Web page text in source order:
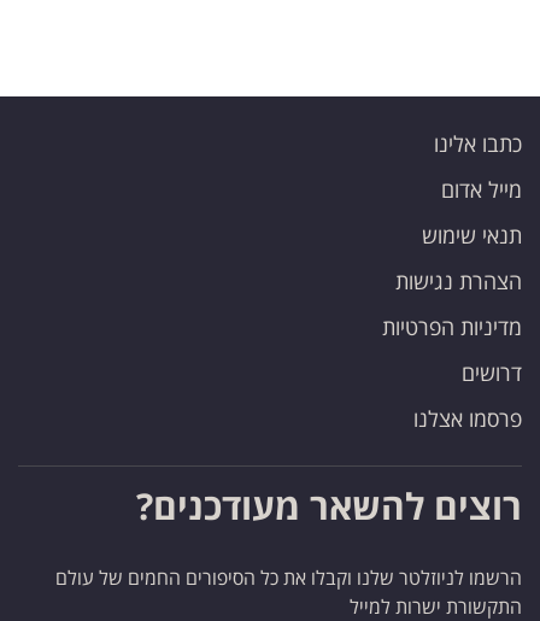
כתבו אלינו
מייל אדום
תנאי שימוש
הצהרת נגישות
מדיניות הפרטיות
דרושים
פרסמו אצלנו
רוצים להשאר מעודכנים?
הרשמו לניוזלטר שלנו וקבלו את כל הסיפורים החמים של עולם
התקשורת ישרות למייל